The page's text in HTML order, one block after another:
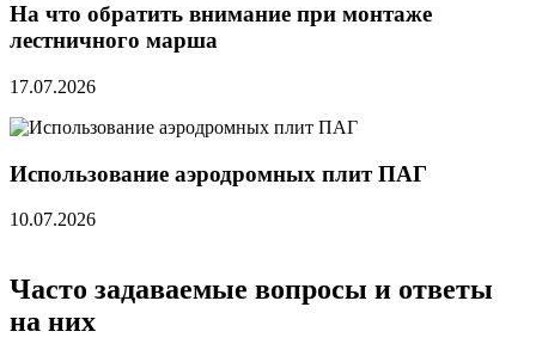
На что обратить внимание при монтаже
лестничного марша
17.07.2026
Использование аэродромных плит ПАГ
10.07.2026
Часто задаваемые вопросы и ответы
на них